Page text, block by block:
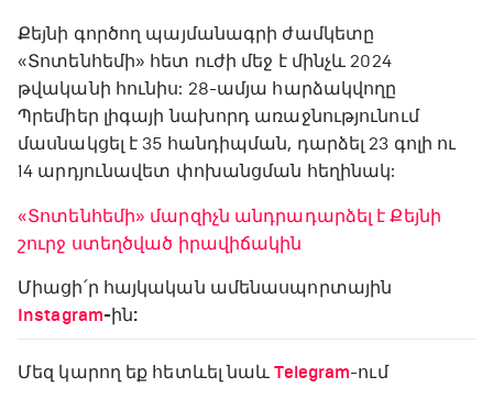
Քեյնի գործող պայմանագրի ժամկետը
«Տոտենհեմի» հետ ուժի մեջ է մինչև 2024
թվականի հունիս: 28-ամյա հարձակվողը
Պրեմիեր լիգայի նախորդ առաջնությունում
մասնակցել է 35 հանդիպման, դարձել 23 գոլի ու
14 արդյունավետ փոխանցման հեղինակ:
«Տոտենհեմի» մարզիչն անդրադարձել է Քեյնի
շուրջ ստեղծված իրավիճակին
Միացի՛ր հայկական ամենասպորտային
Instagram-ին:
Մեզ կարող եք հետևել նաև Telegram-ում